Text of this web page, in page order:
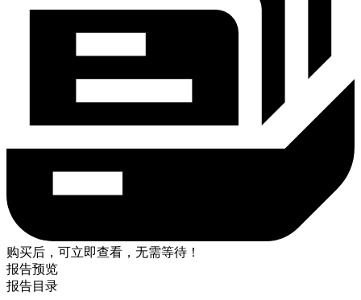
购买后，可立即查看，无需等待！
报告预览
报告目录